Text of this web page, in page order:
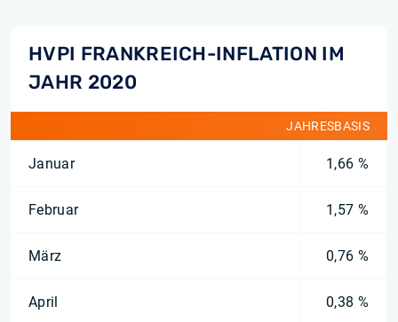
HVPI FRANKREICH-INFLATION IM
JAHR 2020
JAHRESBASIS
Januar 1,66 %
Februar 1,57 %
März 0,76 %
April 0,38 %